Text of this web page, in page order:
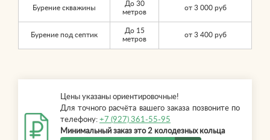
Бурение скважины
До 30
метров
от 3 000 руб
Бурение под септик
До 15
метров
от 3 400 руб
Цены указаны ориентировочные!
Для точного расчёта вашего заказа позвоните по
телефону: +7 (927) 361-55-95
Минимальный заказ это 2 колодезных кольца